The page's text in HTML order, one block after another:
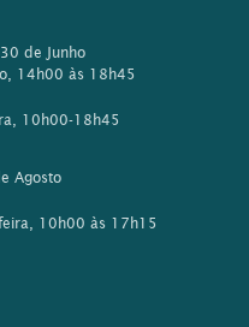
de Junho
14h00 às 18h45
10h00-18h45
Agosto
10h00 às 17h15